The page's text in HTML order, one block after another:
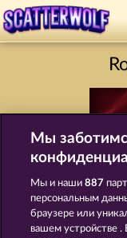
Правила
Мы
Мы и наши887
персональным
браузере или
вашем устройстве